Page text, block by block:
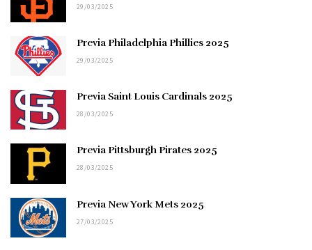
29/03/2025
Previa Philadelphia Phillies 2025
29/03/2025
Previa Saint Louis Cardinals 2025
28/03/2025
Previa Pittsburgh Pirates 2025
28/03/2025
Previa New York Mets 2025
27/03/2025